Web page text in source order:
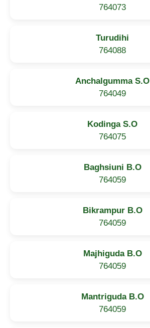
764073
Turudihi
764088
Anchalgumma S.O
764049
Kodinga S.O
764075
Baghsiuni B.O
764059
Bikrampur B.O
764059
Majhiguda B.O
764059
Mantriguda B.O
764059